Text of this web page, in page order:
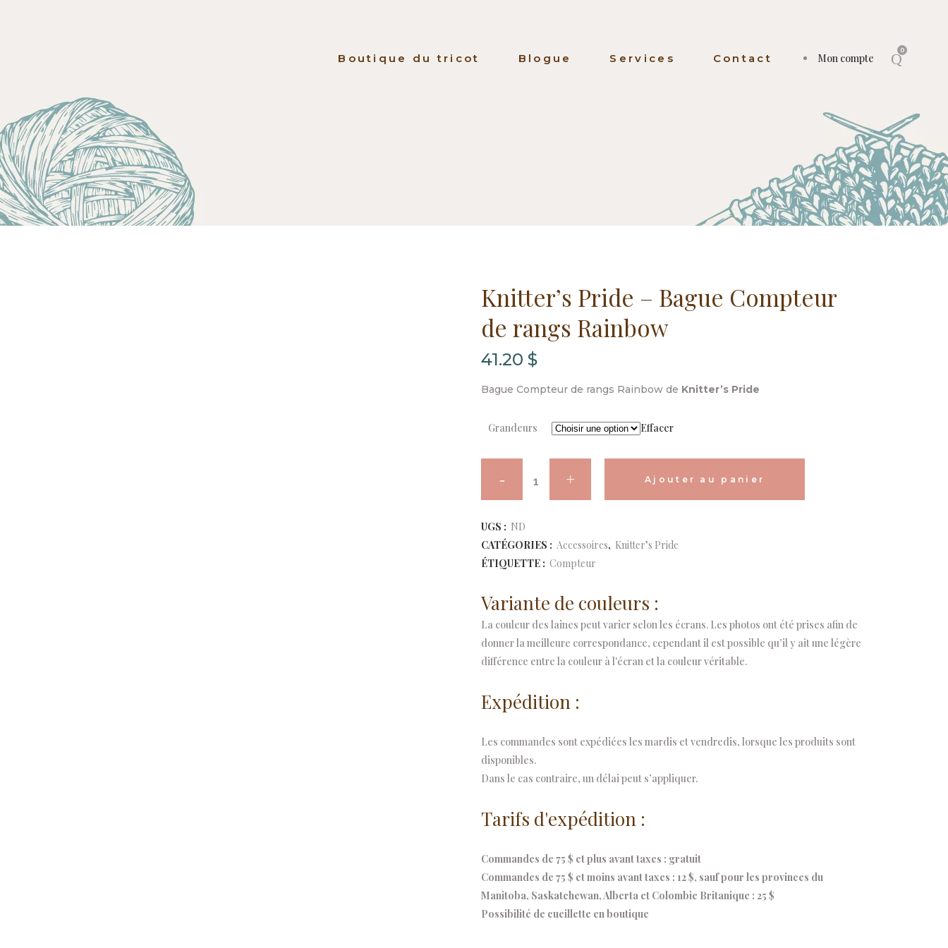
Mon compte
0
Boutique du tricot Blogue Services Contact
Knitter’s Pride – Bague Compteur
de rangs Rainbow
41.20 $
Bague Compteur de rangs Rainbow de Knitter’s Pride
Grandeurs Effacer
Pride
-
Bague
de
rangs
Rainbow
Ajouter au panier
UGS : ND
CATÉGORIES : Accessoires, Knitter’s Pride
ÉTIQUETTE : Compteur
Variante de couleurs :
La couleur des laines peut varier selon les écrans. Les photos ont été prises afin de
donner la meilleure correspondance, cependant il est possible qu’il y ait une légère
différence entre la couleur à l'écran et la couleur véritable.
Expédition :
Les commandes sont expédiées les mardis et vendredis, lorsque les produits sont
disponibles.
Dans le cas contraire, un délai peut s’appliquer.
Tarifs d'expédition :
Commandes de 75 $ et plus avant taxes : gratuit
Commandes de 75 $ et moins avant taxes : 12 $, sauf pour les provinces du
Manitoba, Saskatchewan, Alberta et Colombie Britanique : 25 $
Possibilité de cueillette en boutique